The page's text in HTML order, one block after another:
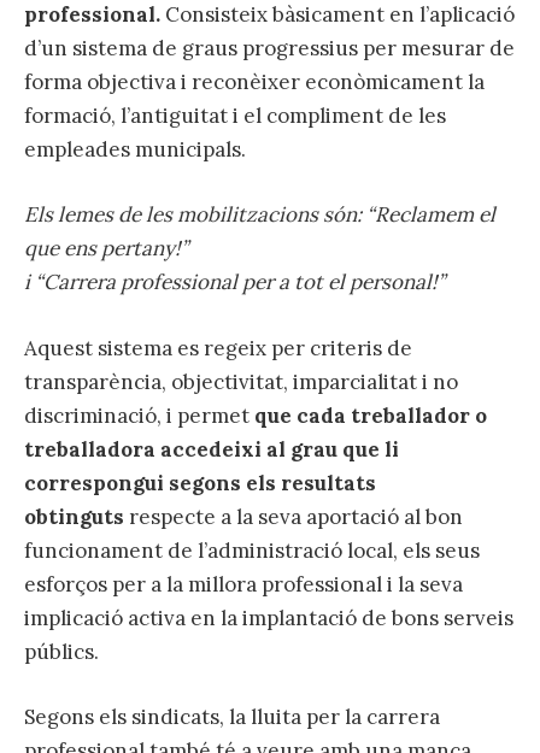
professional. Consisteix bàsicament en l’aplicació
d’un sistema de graus progressius per mesurar de
forma objectiva i reconèixer econòmicament la
formació, l’antiguitat i el compliment de les
empleades municipals.
Els lemes de les mobilitzacions són: “Reclamem el
que ens pertany!”
i “Carrera professional per a tot el personal!”
Aquest sistema es regeix per criteris de
transparència, objectivitat, imparcialitat i no
discriminació, i permet que cada treballador o
treballadora accedeixi al grau que li
correspongui segons els resultats
obtinguts respecte a la seva aportació al bon
funcionament de l’administració local, els seus
esforços per a la millora professional i la seva
implicació activa en la implantació de bons serveis
públics.
Segons els sindicats, la lluita per la carrera